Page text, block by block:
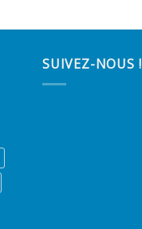
SUIVEZ-NOUS !